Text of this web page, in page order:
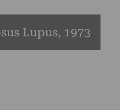
Lupus, 1973